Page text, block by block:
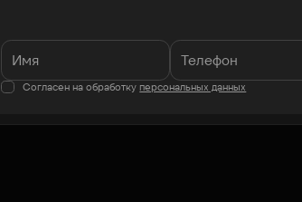
Согласен на обработку персональных данных